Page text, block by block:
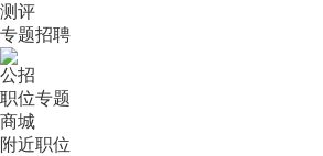
测评
专题招聘
公招
职位专题
商城
附近职位